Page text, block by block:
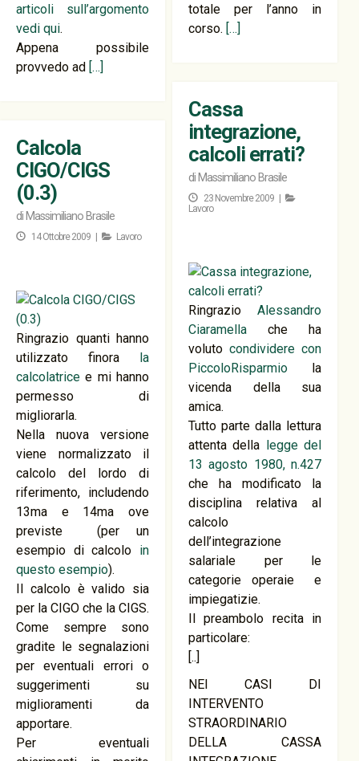
articoli sull’argomento
vedi qui.
Appena possibile
provvedo ad […]
totale per l’anno in
corso. […]
Cassa
integrazione,
calcoli errati?
di Massimiliano Brasile
23 Novembre 2009 |
Lavoro
RingrazioAlessandro
Ciaramella che ha
volutocondividere con
PiccoloRisparmio la
vicenda della sua
amica.
Tutto parte dalla lettura
attenta della legge del
13 agosto 1980, n.427
che ha modificato la
disciplina relativa al
calcolo
dell’integrazione
salariale per le
categorie operaie e
impiegatizie.
Il preambolo recita in
particolare:
[..]
NEI CASI DI
INTERVENTO
STRAORDINARIO
DELLA CASSA
Calcola
CIGO/CIGS
(0.3)
di Massimiliano Brasile
14 Ottobre 2009 | Lavoro
Ringrazio quanti hanno
utilizzato finora la
calcolatrice e mi hanno
permesso di
migliorarla.
Nella nuova versione
viene normalizzato il
calcolo del lordo di
riferimento, includendo
13ma e 14ma ove
previste (per un
esempio di calcolo in
questo esempio).
Il calcolo è valido sia
per la CIGO che la CIGS.
Come sempre sono
gradite le segnalazioni
per eventuali errori o
suggerimenti su
miglioramenti da
apportare.
Per eventuali